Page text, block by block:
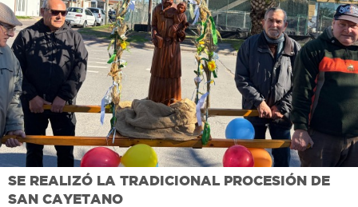
SE REALIZÓ LA TRADICIONAL PROCESIÓN DE
SAN CAYETANO